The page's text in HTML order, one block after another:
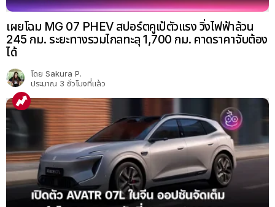
เผยโฉม MG 07 PHEV สปอร์ตคูเป้ตัวแรง วิ่งไฟฟ้าล้วน
245 กม. ระยะทางรวมไกลทะลุ 1,700 กม. คาดราคาจับต้อง
ได้
โดย Sakura P.
ประมาณ 3 ชั่วโมงที่แล้ว